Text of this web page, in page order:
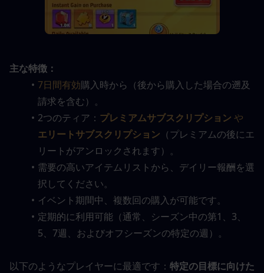
主な特徴：
7日間有効購入時から（後から購入した場合の遡及
請求を含む）。
2つのティア： プレミアムサブスクリプション
エリートサブスクリプション （プレミアムの後にエ
リートがアンロックされます）。
需要の高いアイテムリストから、デイリー報酬を選
択してください。
イベント期間中、複数回の購入が可能です。
定期的に利用可能（通常、シーズン中の第1、3、
5、7週、およびオフシーズンの特定の週）。
以下のようなプレイヤーに最適です： 特定の目標に向けた